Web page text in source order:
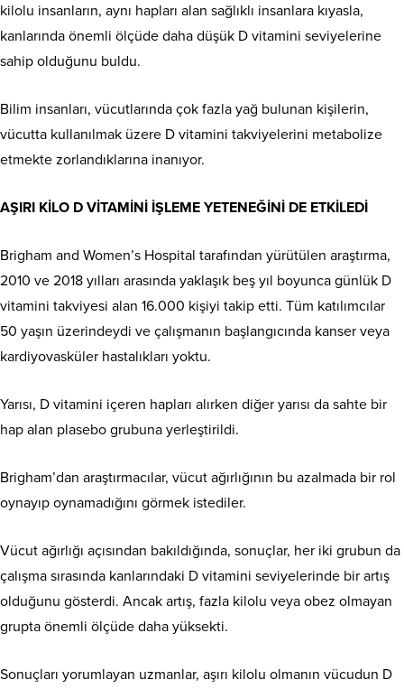
kilolu insanların, aynı hapları alan sağlıklı insanlara kıyasla,
kanlarında önemli ölçüde daha düşük D vitamini seviyelerine
sahip olduğunu buldu.
Bilim insanları, vücutlarında çok fazla yağ bulunan kişilerin,
vücutta kullanılmak üzere D vitamini takviyelerini metabolize
etmekte zorlandıklarına inanıyor.
AŞIRI KİLO D VİTAMİNİ İŞLEME YETENEĞİNİ DE ETKİLEDİ
Brigham and Women’s Hospital tarafından yürütülen araştırma,
2010 ve 2018 yılları arasında yaklaşık beş yıl boyunca günlük D
vitamini takviyesi alan 16.000 kişiyi takip etti. Tüm katılımcılar
50 yaşın üzerindeydi ve çalışmanın başlangıcında kanser veya
kardiyovasküler hastalıkları yoktu.
Yarısı, D vitamini içeren hapları alırken diğer yarısı da sahte bir
hap alan plasebo grubuna yerleştirildi.
Brigham’dan araştırmacılar, vücut ağırlığının bu azalmada bir rol
oynayıp oynamadığını görmek istediler.
Vücut ağırlığı açısından bakıldığında, sonuçlar, her iki grubun da
çalışma sırasında kanlarındaki D vitamini seviyelerinde bir artış
olduğunu gösterdi. Ancak artış, fazla kilolu veya obez olmayan
grupta önemli ölçüde daha yüksekti.
Sonuçları yorumlayan uzmanlar, aşırı kilolu olmanın vücudun D